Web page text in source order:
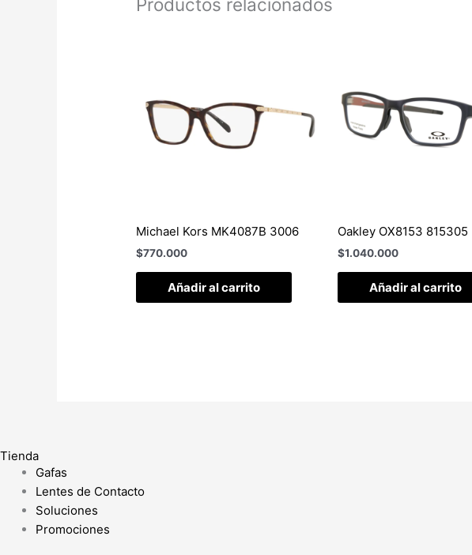
Productos relacionados
Michael Kors MK4087B 3006
$770.000
Añadir al carrito
Oakley OX8153 815305
$1.040.000
Añadir al carrito
Tienda
Gafas
Lentes de Contacto
Soluciones
Promociones